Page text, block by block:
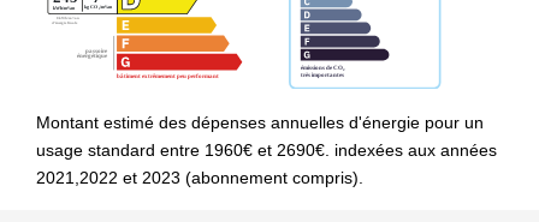
Montant estimé des dépenses annuelles d'énergie pour un
usage standard entre 1960€ et 2690€. indexées aux années
2021,2022 et 2023 (abonnement compris).